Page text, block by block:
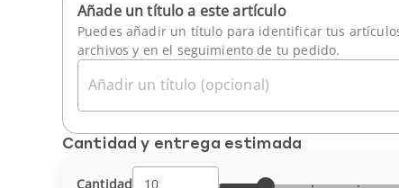
Añade un título a este artículo
Puedes añadir un título para identificar tus
archivos y en el seguimiento de tu pedido.
Añadir un título (opcional)
Cantidad y entrega estimada
Cantidad